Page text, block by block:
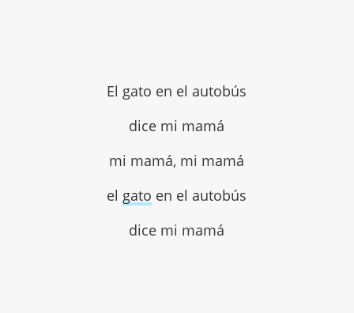
El gato en el autobús
dice mi mamá
mi mamá, mi mamá
el gato en el autobús
dice mi mamá